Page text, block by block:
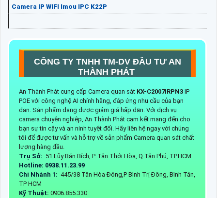
Camera IP WIFI Imou IPC K22P
CÔNG TY TNHH TM-DV ĐẦU TƯ AN
THÀNH PHÁT
An Thành Phát cung cấp Camera quan sát KX-C2007IRPN3 IP
POE với công nghệ AI chính hãng, đáp ứng nhu cầu của bạn
đan. Sản phẩm đang được giảm giá hấp dẫn. Với dịch vụ
camera chuyên nghiệp, An Thành Phát cam kết mang đến cho
bạn sự tin cậy và an ninh tuyệt đối. Hãy liên hệ ngay với chúng
tôi để được tư vấn và hỗ trợ về sản phẩm Camera quan sát chất
lượng hàng đầu.
Trụ Sở: 51 Lũy Bán Bích, P. Tân Thới Hòa, Q.Tân Phú, TP.HCM
Hotline: 0938.11.23.99
Chi Nhánh 1: 445/38 Tân Hòa Đông,P Bình Trị Đông, Bình Tân,
TP HCM
Kỹ Thuật: 0906.855.330